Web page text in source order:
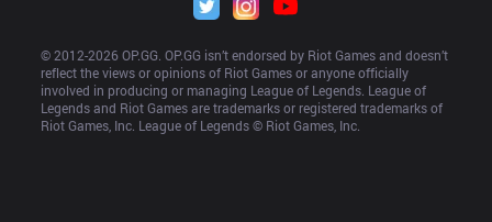
© 2012-2026 OP.GG. OP.GG isn’t endorsed by Riot Games and doesn’t
reflect the views or opinions of Riot Games or anyone officially
involved in producing or managing League of Legends. League of
Legends and Riot Games are trademarks or registered trademarks of
Riot Games, Inc. League of Legends © Riot Games, Inc.